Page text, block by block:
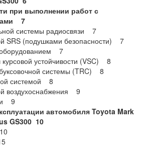
при выполнении работ с
7
системы радиосвязи 7
SRS (подушками безопасности) 7
7
устойчивости (VSC) 8
системы (TRC) 8
системой 8
воздухоснабжения 9
9
автомобиля Toyota Mark
GS300 10